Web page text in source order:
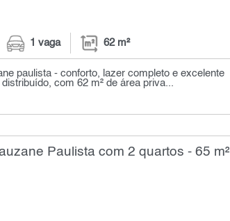
1 vaga 62 m²
paulista - conforto, lazer completo e excelente
com 62 m² de área priva...
Paulista com 2 quartos - 65 m²